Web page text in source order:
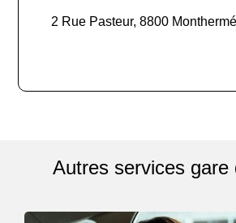
2 Rue Pasteur, 8800 Monthermé
Autres services gare